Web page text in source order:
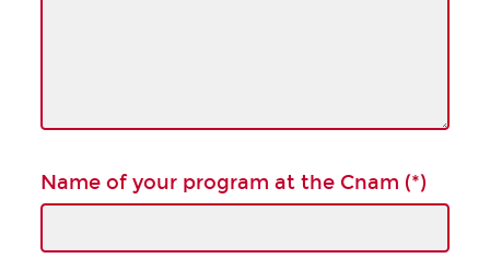
Name of your program at the Cnam (*)